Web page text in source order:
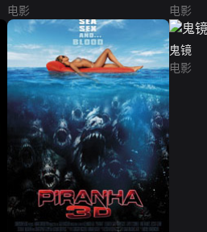
电影
版）
电影
鬼镜
电影